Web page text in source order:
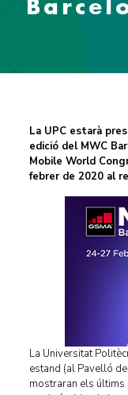
La UPC estarà
edició del MWC
Mobile World
febrer de 2020 al
La Universitat
estand (al Pavelló
mostraran els